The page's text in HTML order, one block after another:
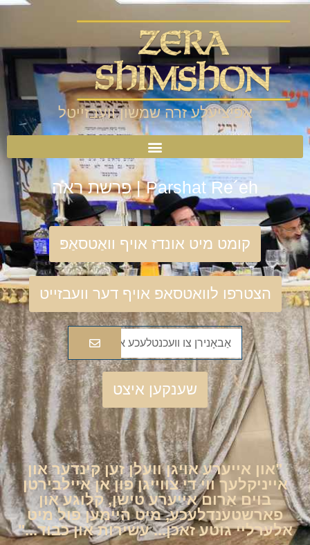
אפיציעלע זרה שמשון וועבזייטל
Parshat Re´eh | פרשת ראה
קומט מיט אונדז אויף וואַטסאַפּ
הצטרפו לוואטסאפ אויף דער וועבזייט
שענקען איצט
"און אייערע אויגן וועלן זען קינדער און
אייניקלעך ווי די צווייגן פון אן איילבירטן
בוים אַרום אייערע טישן, קלוגע און
פארשטענדלעכע, מיט היימען פול מיט
אלערליי גוטע זאכן... עשירות און כבוד..."